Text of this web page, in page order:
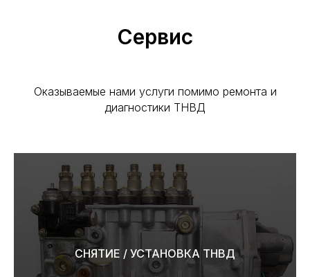
Сервис
Оказываемые нами услуги помимо ремонта и
диагностики ТНВД
СНЯТИЕ / УСТАНОВКА ТНВД